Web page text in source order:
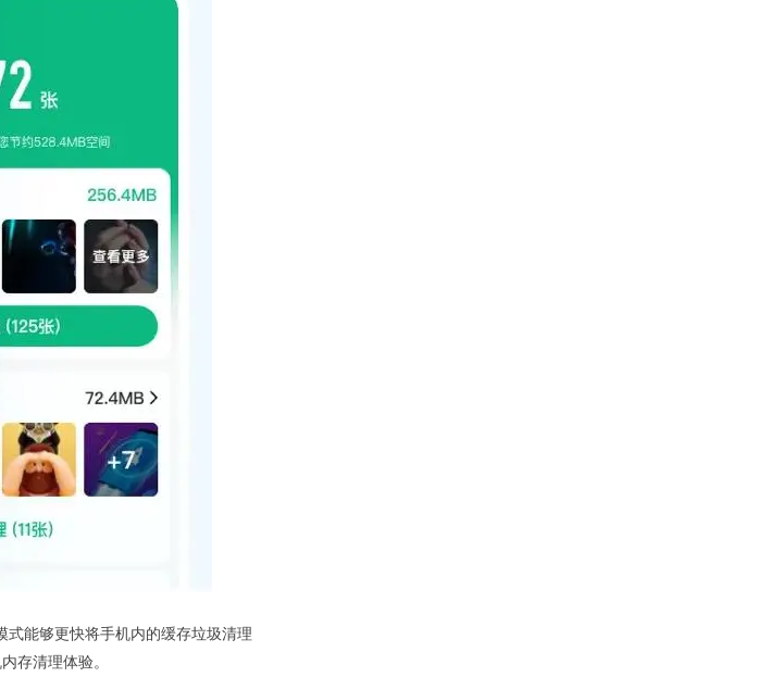
式能够更快将手机内的缓存垃圾清理
存清理体验。